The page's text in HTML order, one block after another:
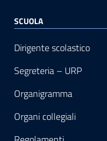
SCUOLA
Dirigente scolastico
Segreteria – URP
Organigramma
Organi collegiali